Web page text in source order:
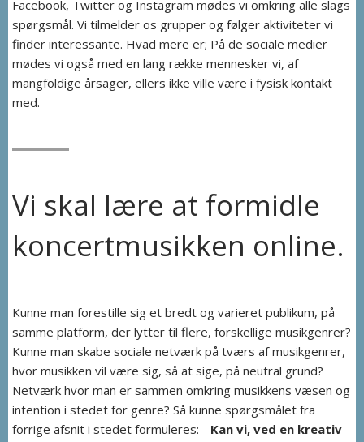
Facebook, Twitter og Instagram mødes vi omkring alle slags
spørgsmål. Vi tilmelder os grupper og følger aktiviteter vi
finder interessante. Hvad mere er; På de sociale medier
mødes vi også med en lang række mennesker vi, af
mangfoldige årsager, ellers ikke ville være i fysisk kontakt
med.
Vi skal lære at formidle
koncertmusikken online.
Kunne man forestille sig et bredt og varieret publikum, på
samme platform, der lytter til flere, forskellige musikgenrer?
Kunne man skabe sociale netværk på tværs af musikgenrer,
hvor musikken vil være sig, så at sige, på neutral grund?
Netværk hvor man er sammen omkring musikkens væsen og
intention i stedet for genre? Så kunne spørgsmålet fra
forrige afsnit i stedet formuleres: - Kan vi, ved en kreativ